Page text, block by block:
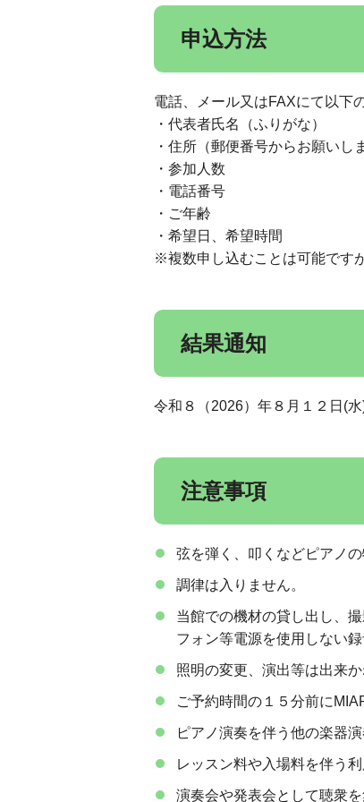
申込方法
電話、メール又はFAXにて以下
・代表者氏名（ふりがな）
・住所（郵便番号からお願いし
・参加人数
・電話番号
・ご年齢
・希望日、希望時間
※複数申し込むことは可能です
結果通知
令和８（2026）年８月１２日(
注意事項
弦を弾く、叩くなどピアノ
調律は入りません。
当館での機材の貸し出し、
フォン等電源を使用しない
照明の変更、演出等は出来か
ご予約時間の１５分前に
ピアノ演奏を伴う他の楽器
レッスン料や入場料を伴う利
演奏会や発表会として聴衆